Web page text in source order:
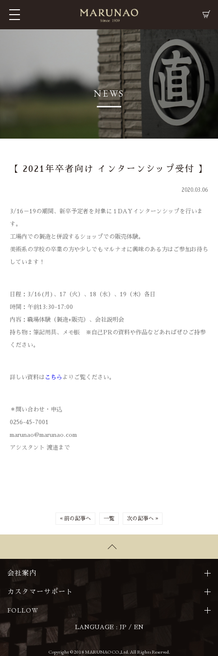
NEWS
【 2021年卒者向け インターンシップ受付 】
2020.03.06
3/16－19の期間、新卒予定者を対象に１DAYインターンシップを行いま
す。
工場内での製造と併設するショップでの販売体験。
美術系の学校の卒業の方や少しでもマルナオに興味のある方はご参加お待ち
しています！
日程：3/16(月)、17（火）、18（水）、19（木）各日
時間：午前13:30-17:00
内容：職場体験（製造+販売）、会社説明会
持ち物：筆記用具、メモ帳 ※自己PRの資料や作品などあればぜひご持参
ください。
詳しい資料は こちら よりご覧ください。
＊問い合わせ・申込
0256-45-7001
marunao@marunao.com
アシスタント 渡邉まで
« 前の記事へ 一覧 次の記事へ »
会社案内
カスタマーサポート
FOLLOW
LANGUAGE : JP / EN
Copyright © 2018 MARUNAO CO.,Ltd. All Rights Reserved.